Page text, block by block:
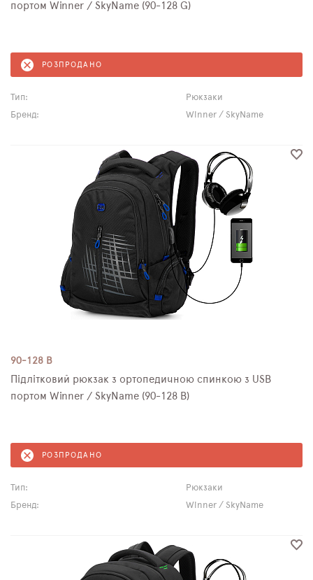
портом Winner / SkyName (90-128 G)
РОЗПРОДАНО
Тип:
Рюкзаки
Бренд:
Winner / SkyName
90-128 B
Підлітковий рюкзак з ортопедичною спинкою з USB
портом Winner / SkyName (90-128 B)
РОЗПРОДАНО
Тип:
Рюкзаки
Бренд:
Winner / SkyName